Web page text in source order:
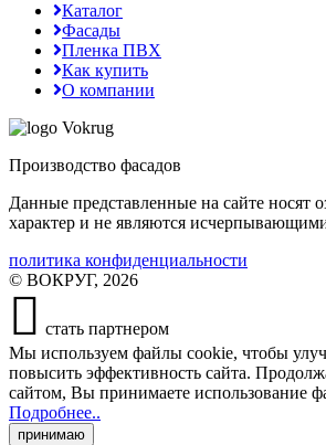
Каталог
Фасады
Пленка ПВХ
Как купить
О компании
Производство фасадов
Данные представленные на сайте носят
характер и не являются
политика конфиденциальности
© ВОКРУГ, 2026
стать партнером
Мы используем файлы cookie, чтобы
повысить эффективность сайта.
сайтом, Вы принимаете использование
Подробнее..
принимаю